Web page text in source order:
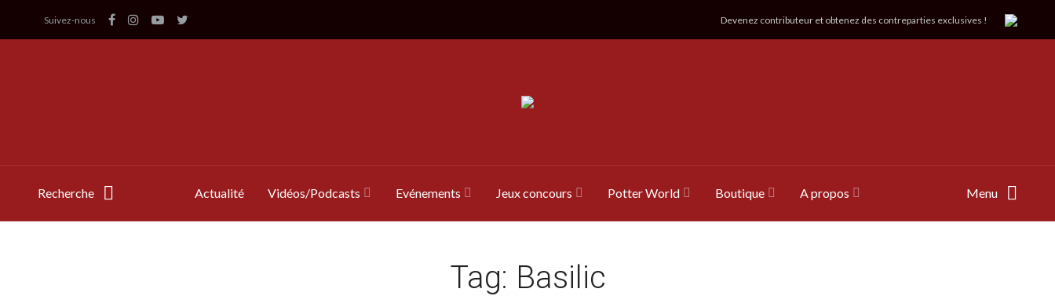
Suivez-nous Devenez contributeur et obtenez des contreparties exclusives !
Recherche Actualité Vidéos/Podcasts Evénements Jeux concours Potter World Boutique A propos Menu
Tag: Basilic